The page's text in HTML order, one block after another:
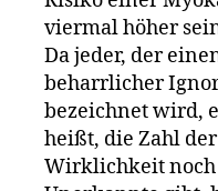
viermal höher
Da jeder, der
beharrlicher
bezeichnet wird,
heißt, die Zahl
Wirklichkeit noch